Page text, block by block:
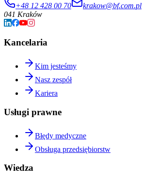
+48 12 428 00 70 krakow@bf.com.pl
041 Kraków
Kancelaria
Kim jesteśmy
Nasz zespół
Kariera
Usługi prawne
Błędy medyczne
Obsługa przedsiębiorstw
Wiedza